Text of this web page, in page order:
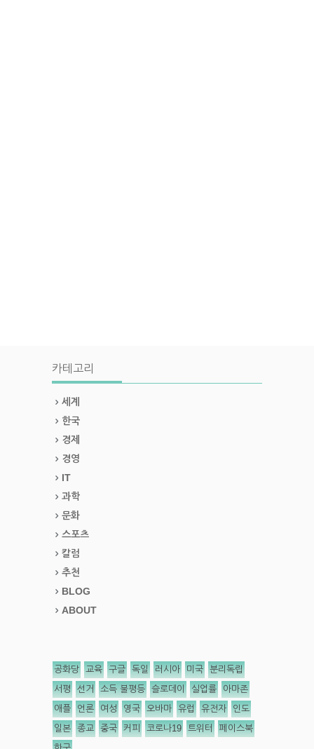
카테고리
세계
한국
경제
경영
IT
과학
문화
스포츠
칼럼
추천
BLOG
ABOUT
공화당 교육 구글 독일 러시아 미국 분리독립
서평 선거 소득 불평등 슬로데이 실업률 아마존
애플 언론 여성 영국 오바마 유럽 유전자 인도
일본 종교 중국 커피 코로나19 트위터 페이스북